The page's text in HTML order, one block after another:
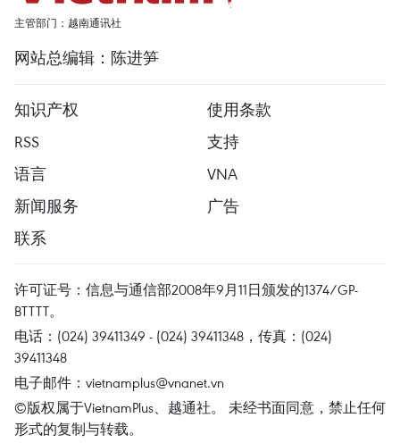
主管部门：越南通讯社
网站总编辑：陈进笋
知识产权
使用条款
RSS
支持
语言
VNA
新闻服务
广告
联系
许可证号：信息与通信部2008年9月11日颁发的1374/GP-
BTTTT。
电话：(024) 39411349 - (024) 39411348，传真：(024)
39411348
电子邮件： vietnamplus@vnanet.vn
©版权属于VietnamPlus、越通社。 未经书面同意，禁止任何
形式的复制与转载。